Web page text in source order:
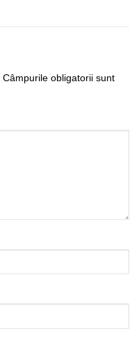
Câmpurile obligatorii sunt